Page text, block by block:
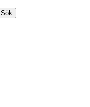
Sök